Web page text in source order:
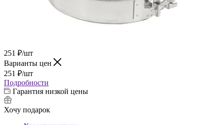
251 ₽/шт
Варианты цен
251 ₽/шт
Подробности
Гарантия низкой цены
Хочу подарок